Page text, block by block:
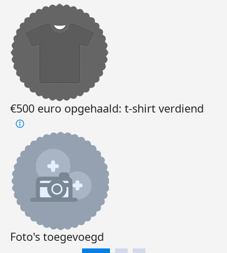
€500 euro opgehaald: t-shirt verdiend
Foto's toegevoegd